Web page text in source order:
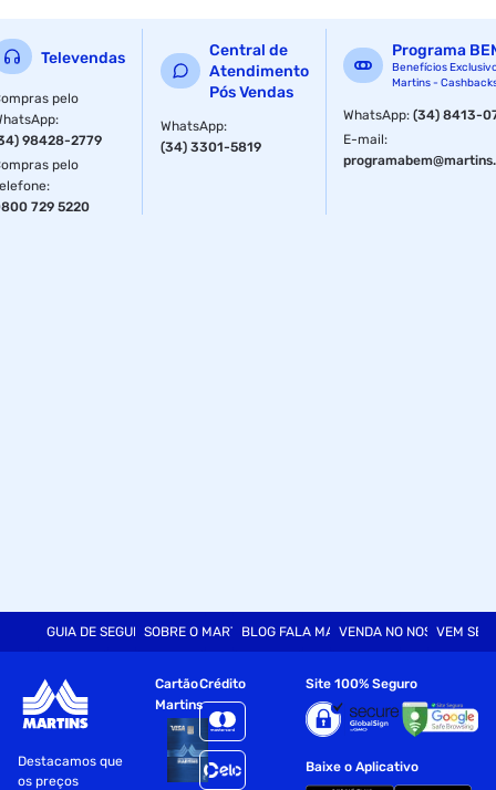
Televendas
pelo
:
98428-2779
pelo
:
729 5220
Central de
Atendimento
Pós Vendas
WhatsApp:
(34) 3301-5819
Programa
Benefícios
Martins -
WhatsApp:(34) 8413-
E-mail:
GUIA DE SEGURANÇASOBRE O MARTINSBLOG FALA MARTVENDA NO NOSSO SITE
VEM SER
Destacamos que
os preços
Cartão
Martins
Crédito Site 100% Seguro
Baixe o Aplicativo